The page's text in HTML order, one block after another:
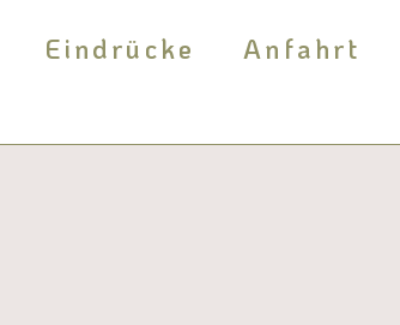
Eindrücke
Anfahrt